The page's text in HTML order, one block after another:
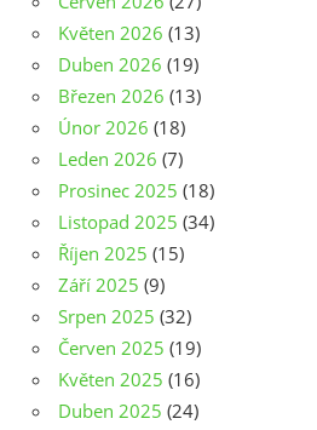
Květen 2026 (13)
Duben 2026 (19)
Březen 2026 (13)
Únor 2026 (18)
Leden 2026 (7)
Prosinec 2025 (18)
Listopad 2025 (34)
Říjen 2025 (15)
Září 2025 (9)
Srpen 2025 (32)
Červen 2025 (19)
Květen 2025 (16)
Duben 2025 (24)